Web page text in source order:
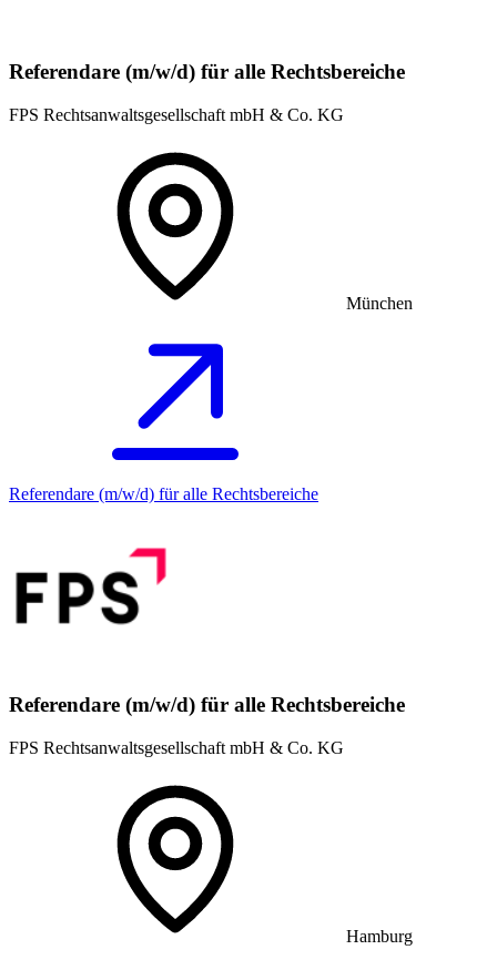
Referendare (m/w/d) für alle Rechtsbereiche
FPS Rechtsanwaltsgesellschaft mbH & Co. KG
München
Referendare (m/w/d) für alle Rechtsbereiche
Referendare (m/w/d) für alle Rechtsbereiche
FPS Rechtsanwaltsgesellschaft mbH & Co. KG
Hamburg